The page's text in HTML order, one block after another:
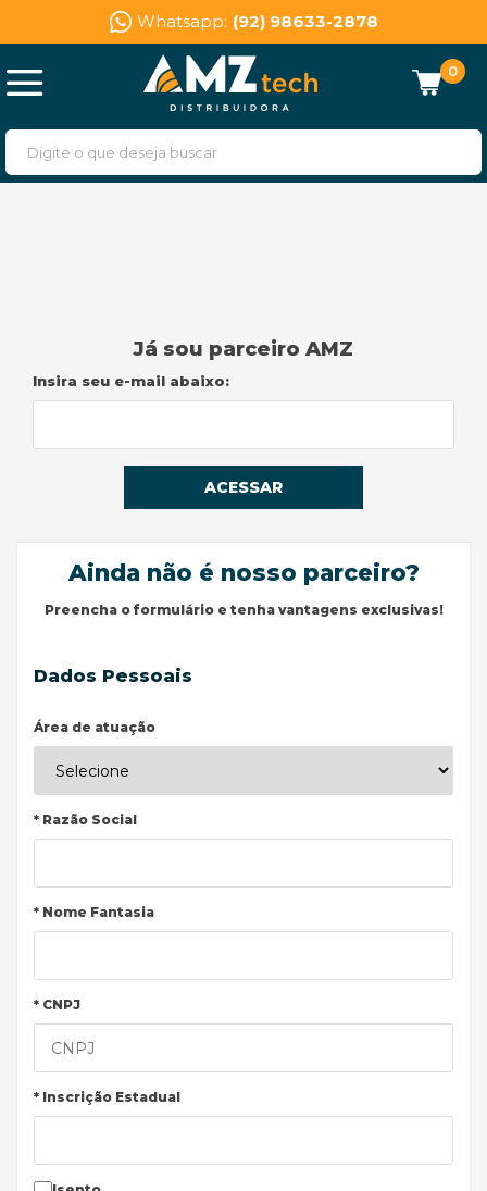
Whatsapp: (92) 98633-2878
0
Já sou parceiro AMZ
Insira seu e-mail abaixo:
ACESSAR
Ainda não é nosso parceiro?
Preencha o formulário e tenha vantagens exclusivas!
Dados Pessoais
Área de atuação
* Razão Social
* Nome Fantasia
* CNPJ
* Inscrição Estadual